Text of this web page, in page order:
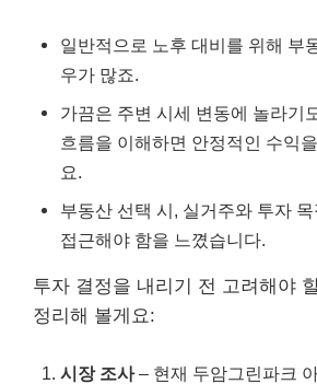
일반적으로 노후 대비를 위해 부
우가 많죠.
가끔은 주변 시세 변동에 놀라기
흐름을 이해하면 안정적인 수익
요.
부동산 선택 시, 실거주와 투자
접근해야 함을 느꼈습니다.
투자 결정을 내리기 전 고려해야
정리해 볼게요:
시장 조사– 현재 두암그린파크